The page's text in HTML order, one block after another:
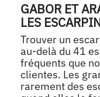
GABOR ET
LES
Trouver un
au-delà du 41
fréquents que
clientes. Les
rarement des